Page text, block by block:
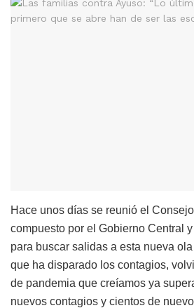
Hace unos días se reunió el
compuesto por el Gobierno Central
para buscar salidas a esta nueva
que ha disparado los contagios,
de pandemia que creíamos ya
nuevos contagios y cientos de